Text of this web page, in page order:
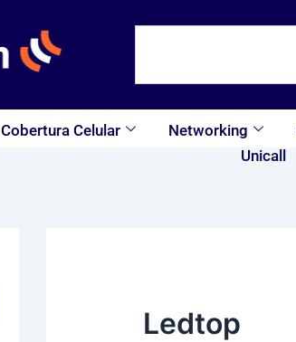
Cobertura Celular Networking
Unicall
Ledtop